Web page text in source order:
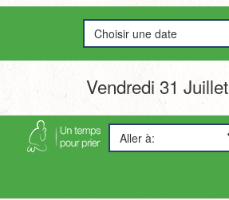
Choisir une date
Vendredi 31
Aller à: